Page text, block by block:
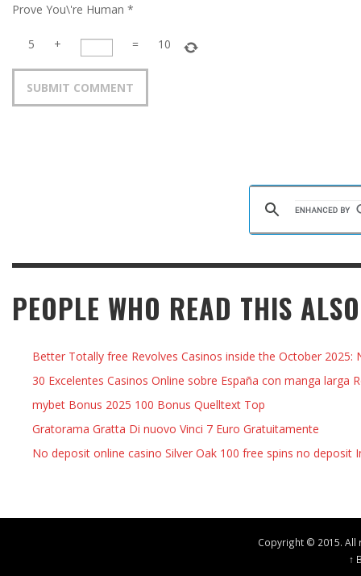
Prove You\'re Human *
5 + = 10
PEOPLE WHO READ THIS
Better Totally free Revolves Casinos inside the October
30 Excelentes Casinos Online sobre España con manga larga
mybet Bonus 2025 100 Bonus Quelltext Top
Gratorama Gratta Di nuovo Vinci 7 Euro Gratuitamente
No deposit online casino Silver Oak 100 free spins no
Copyright © 2015. All
↑